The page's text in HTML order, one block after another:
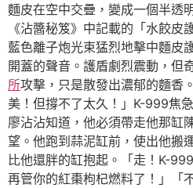
麵皮在空中交疊，變成一個半透
《沾醬秘笈》中記載的「水餃皮
藍色離子炮光束猛烈地擊中麵皮
開蓋的聲音。護盾劇烈震動，但
所攻擊，只是散發出濃郁的麵香
美！但撐不了太久！」K-999焦
廖沾沾知道，他必須帶走他那缸
望。他跑到蒜泥缸前，使出他搬
比他還胖的缸抱起。「走！K-
再管你的紅棗枸杞燃料了！」「